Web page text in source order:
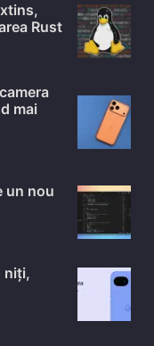
Rust
mai
un nou
niți,